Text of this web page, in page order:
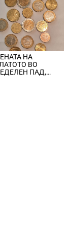
НА
ВО
ПАД,